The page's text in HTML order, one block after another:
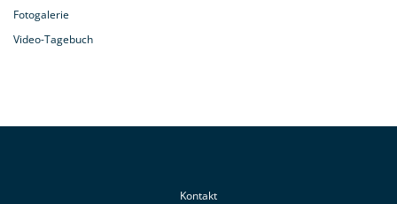
Fotogalerie
Video-Tagebuch
Kontakt